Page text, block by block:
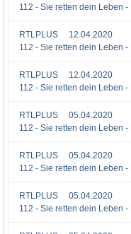
112 - Sie retten dein Leben -
RTLPLUS
12.04.2020
112 - Sie retten dein Leben -
RTLPLUS
12.04.2020
112 - Sie retten dein Leben -
RTLPLUS
05.04.2020
112 - Sie retten dein Leben -
RTLPLUS
05.04.2020
112 - Sie retten dein Leben -
RTLPLUS
05.04.2020
112 - Sie retten dein Leben -